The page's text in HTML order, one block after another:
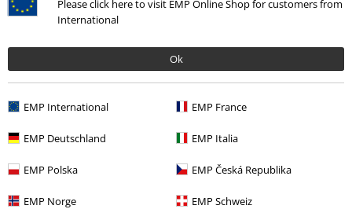
Please click here to visit EMP Online Shop for customers from
International
Ok
EMP International EMP France
EMP Deutschland EMP Italia
EMP Polska EMP Česká Republika
EMP Norge EMP Schweiz
Tutaj możesz zrezygnować z subskrypcji newslettera.
zostanie automatycznie uwzględniony w koszyku zakupowym. Nie
Rammstein, (Till) Lindemann, Die Ärzte, Die Toten Hosen, Feine Sahne